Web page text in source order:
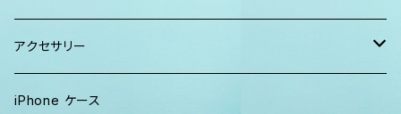
トートバッグ
2WAYバッグ
キャップ
Tシャツ
レディース
ソックス
メンズ
アクセサリー
Lani Hawaii Jewelry
iPhone ケース